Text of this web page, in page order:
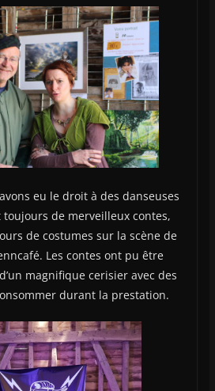
eu le droit à des danseuses
de merveilleux contes,
de costumes sur la scène de
Les contes ont pu être
magnifique cerisier avec des
durant la prestation.